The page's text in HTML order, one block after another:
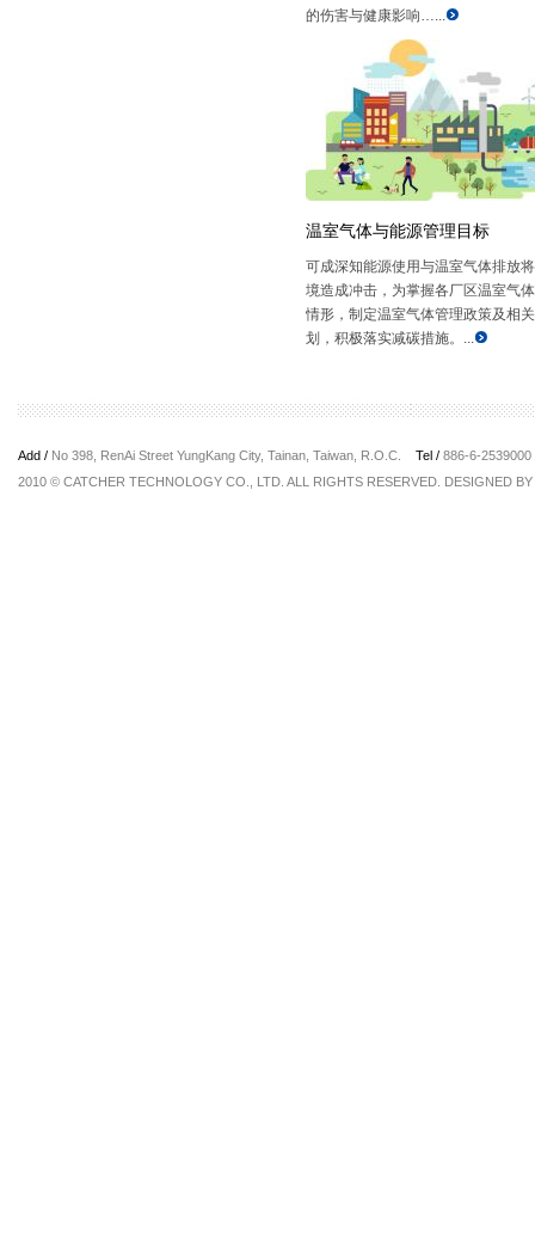
的伤害与健康影响…...
温室气体与能源管理目标
可成深知能源使用与温室气体排放
境造成冲击，为掌握各厂区温室气
情形，制定温室气体管理政策及相
划，积极落实减碳措施。...
Add / No 398, RenAi Street YungKang City, Tainan, Taiwan, R.O.C. Tel / 886-6-
2010 © CATCHER TECHNOLOGY CO., LTD. ALL RIGHTS RESERVED. DESIGNED BY